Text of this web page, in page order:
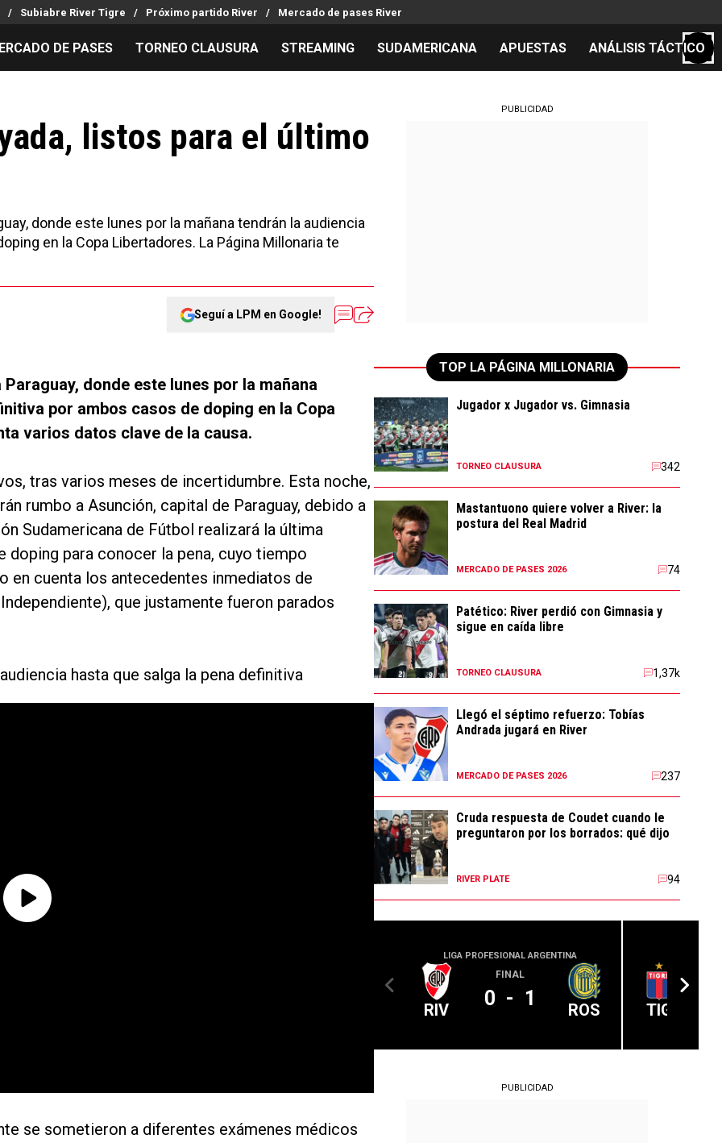
Subiabre River Tigre Próximo partido River Mercado de pases River
Mercado de Pases
Análisis tácticos
Entradas
Noticias
Guías
DE PASES TORNEO CLAUSURA STREAMING SUDAMERICANA APUESTAS ANÁLISIS TÁCTICO
listos para el último
donde este lunes por la mañana tendrán la audiencia
en la Copa Libertadores. La Página Millonaria te
Seguí a LPM en Google!
donde este lunes por la mañana
por ambos casos de doping en la Copa
varios datos clave de la causa.
tras varios meses de incertidumbre. Esta noche,
rumbo a Asunción, capital de Paraguay, debido a
Sudamericana de Fútbol realizará la última
para conocer la pena, cuyo tiempo
en cuenta los antecedentes inmediatos de
que justamente fueron parados
hasta que salga la pena definitiva
se sometieron a diferentes exámenes médicos
PUBLICIDAD
TOP LA PÁGINA MILLONARIA
Jugador x Jugador vs. Gimnasia
TORNEO CLAUSURA 342
Mastantuono quiere volver a River: la
postura del Real Madrid
MERCADO DE PASES 2026 74
Patético: River perdió con Gimnasia y
sigue en caída libre
TORNEO CLAUSURA 1,37k
Llegó el séptimo refuerzo: Tobías
Andrada jugará en River
MERCADO DE PASES 2026 237
Cruda respuesta de Coudet cuando le
preguntaron por los borrados: qué dijo
RIVER PLATE 94
LIGA PROFESIONAL ARGENTINA
RIV
FINAL
0 - 1 ROS TIG
PUBLICIDAD